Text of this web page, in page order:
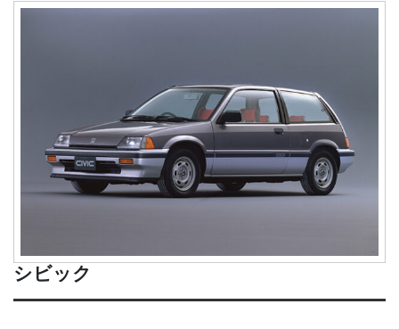
シビック